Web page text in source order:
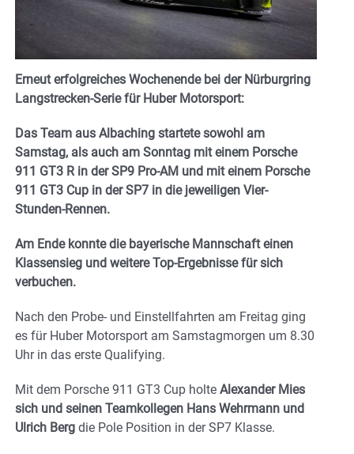
Erneut erfolgreiches Wochenende bei der Nürburgring
Langstrecken-Serie für Huber Motorsport:
Das Team aus Albaching startete sowohl am
Samstag, als auch am Sonntag mit einem Porsche
911 GT3 R in der SP9 Pro-AM und mit einem Porsche
911 GT3 Cup in der SP7 in die jeweiligen Vier-
Stunden-Rennen.
Am Ende konnte die bayerische Mannschaft einen
Klassensieg und weitere Top-Ergebnisse für sich
verbuchen.
Nach den Probe- und Einstellfahrten am Freitag ging
es für Huber Motorsport am Samstagmorgen um 8.30
Uhr in das erste Qualifying.
Mit dem Porsche 911 GT3 Cup holte Alexander Mies
sich und seinen Teamkollegen Hans Wehrmann und
Ulrich Berg die Pole Position in der SP7 Klasse.